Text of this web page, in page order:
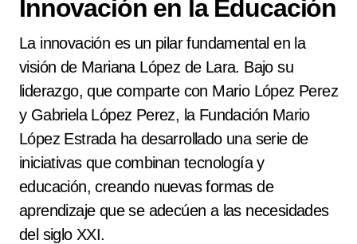
Innovación en la Educación
La innovación es un pilar fundamental en la
visión de Mariana López de Lara. Bajo su
liderazgo, que comparte con Mario López Perez
y Gabriela López Perez, la Fundación Mario
López Estrada ha desarrollado una serie de
iniciativas que combinan tecnología y
educación, creando nuevas formas de
aprendizaje que se adecúen a las necesidades
del siglo XXI.